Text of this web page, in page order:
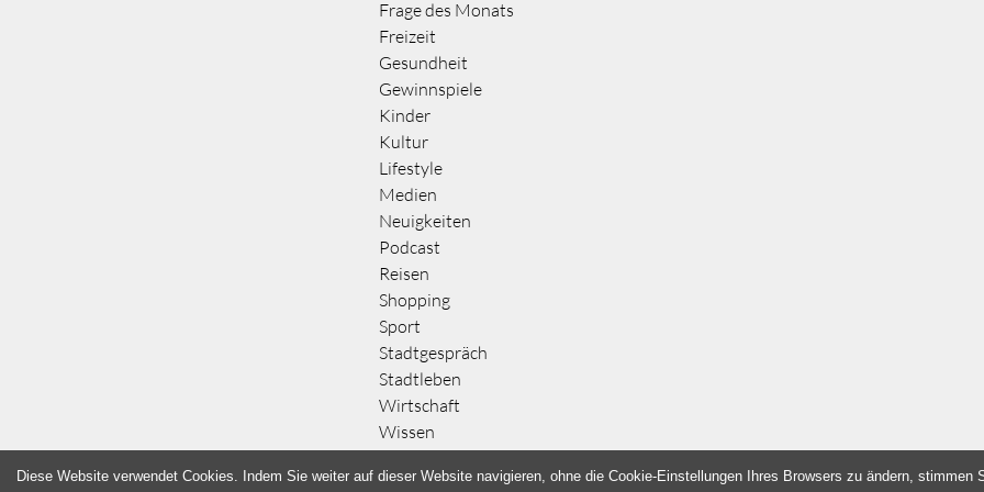
Frage des Monats
Freizeit
Gesundheit
Gewinnspiele
Kinder
Kultur
Lifestyle
Medien
Neuigkeiten
Podcast
Reisen
Shopping
Sport
Stadtgespräch
Stadtleben
Wirtschaft
Wissen
Diese Website verwendet Cookies. Indem Sie weiter auf dieser Website navigieren, ohne die Cookie-Einstellungen Ihres Browsers zu ändern, stimmen